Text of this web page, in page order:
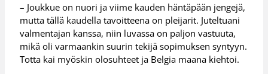
– Joukkue on nuori ja viime kauden häntäpään jengejä,
mutta tällä kaudella tavoitteena on pleijarit. Juteltuani
valmentajan kanssa, niin luvassa on paljon vastuuta,
mikä oli varmaankin suurin tekijä sopimuksen syntyyn.
Totta kai myöskin olosuhteet ja Belgia maana kiehtoi.